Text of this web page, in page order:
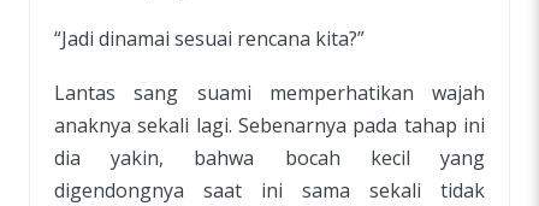
“Jadi dinamai sesuai rencana kita?”
Lantas sang suami memperhatikan wajah
anaknya sekali lagi. Sebenarnya pada tahap ini
dia yakin, bahwa bocah kecil yang
digendongnya saat ini sama sekali tidak